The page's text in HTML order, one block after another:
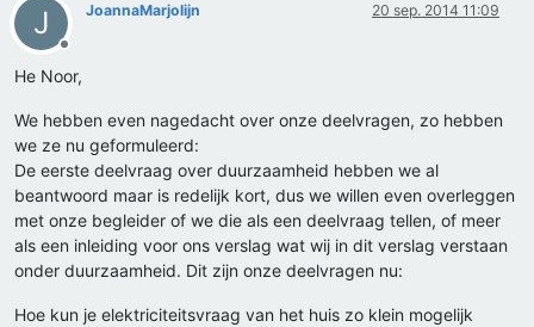
J
Offline
JoannaMarjolijn 20 sep. 2014 11:09
He Noor,
We hebben even nagedacht over onze deelvragen, zo hebben
we ze nu geformuleerd:
De eerste deelvraag over duurzaamheid hebben we al
beantwoord maar is redelijk kort, dus we willen even overleggen
met onze begleider of we die als een deelvraag tellen, of meer
als een inleiding voor ons verslag wat wij in dit verslag verstaan
onder duurzaamheid. Dit zijn onze deelvragen nu:
Hoe kun je elektriciteitsvraag van het huis zo klein mogelijk